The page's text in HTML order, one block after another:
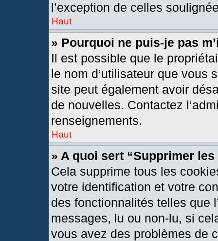
l’exception de celles
Haut
» Pourquoi ne puis-je pas
Il est possible que le
le nom d’utilisateur que vous
site peut également avoir
de nouvelles. Contactez
renseignements.
Haut
» A quoi sert “Supprimer
Cela supprime tous les
votre identification et votre
des fonctionnalités telles que
messages, lu ou non-lu, si
vous avez des problèmes de